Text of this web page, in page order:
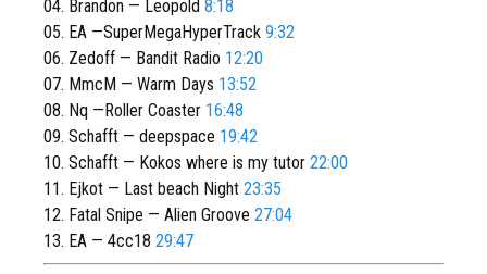
04. Brandon — Leopold 8:18
05. EA —SuperMegaHyperTrack 9:32
06. Zedoff — Bandit Radio 12:20
07. MmcM — Warm Days 13:52
08. Nq —Roller Coaster 16:48
09. Schafft — deepspace 19:42
10. Schafft — Kokos where is my tutor 22:00
11. Ejkot — Last beach Night 23:35
12. Fatal Snipe — Alien Groove 27:04
13. EA — 4cc18 29:47